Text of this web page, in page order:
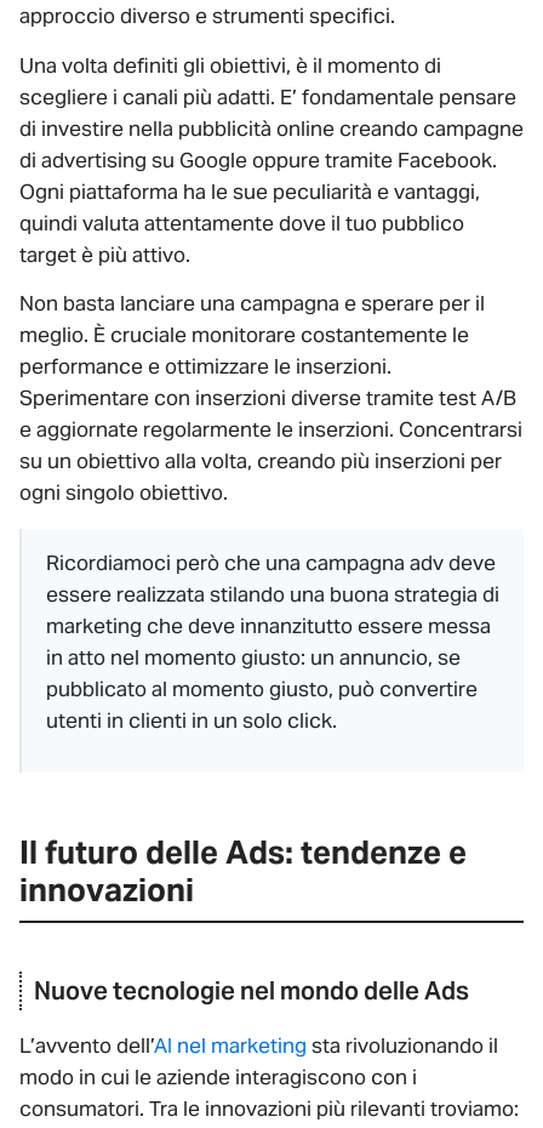
approccio diverso e strumenti specifici.
Una volta definiti gli obiettivi, è il momento di
scegliere i canali più adatti. E’ fondamentale pensare
di investire nella pubblicità online creando campagne
di advertising su Google oppure tramite Facebook.
Ogni piattaforma ha le sue peculiarità e vantaggi,
quindi valuta attentamente dove il tuo pubblico
target è più attivo.
Non basta lanciare una campagna e sperare per il
meglio. È cruciale monitorare costantemente le
performance e ottimizzare le inserzioni.
Sperimentare con inserzioni diverse tramite test A/B
e aggiornate regolarmente le inserzioni. Concentrarsi
su un obiettivo alla volta, creando più inserzioni per
ogni singolo obiettivo.
Ricordiamoci però che una campagna adv deve
essere realizzata stilando una buona strategia di
marketing che deve innanzitutto essere messa
in atto nel momento giusto: un annuncio, se
pubblicato al momento giusto, può convertire
utenti in clienti in un solo click.
Il futuro delle Ads: tendenze e
innovazioni
Nuove tecnologie nel mondo delle Ads
L’avvento dell’AI nel marketing sta rivoluzionando il
modo in cui le aziende interagiscono con i
consumatori. Tra le innovazioni più rilevanti troviamo: